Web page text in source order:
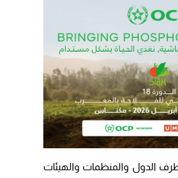
الدول والمنظمات والهيئات